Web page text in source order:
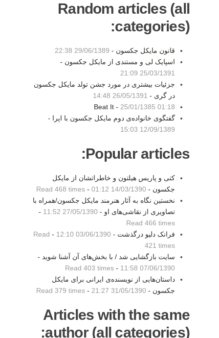
Random articles (all
categories):
قانون مایکل جکسون - 29/06/1389 22:38
اسپایک لی و مستندی از مایکل جکسون -
25/03/1391 21:09
جزئیات بیشتری در مورد جشن تولد مایکل جکسون
در گری - 26/05/1391 14:48
Beat It - 25/01/1385 01:18
گفتگوی خانواده‌ی دوم مایکل جکسون با اپرا -
12/09/1389 15:03
Popular articles:
کتی و پاریس هیلتون و خاطراتشان از مایکل
جکسون - 14/03/1390 01:12
-
Read 468 times
نخستین نگاه به آثار هنرمند مایکل جکسون/همراه با
تصاویری از نقاشی‌های او - 27/05/1390 11:52
-
Read 466 times
فرانک دلیو درگذشت - 03/06/1390 12:10
-
Read
421 times
سایت بازگشایی شد / با بخش‌های آن آشنا شوید -
07/06/1390 11:58
-
Read 403 times
داستان‌هایی از نویسنده‌ی ایرانی برای مایکل
جکسون - 31/05/1390 21:27
-
Read 379 times
Articles with the same
author (all categories):